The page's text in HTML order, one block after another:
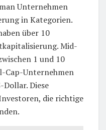
Unternehmen
in Kategorien.
über 10
Mid-
1 und 10
Cap-Unternehmen
Diese
die richtige